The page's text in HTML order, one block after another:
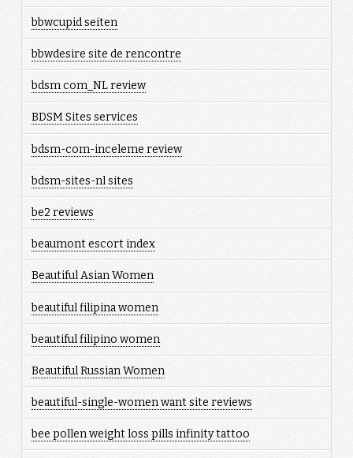
bbwcupid seiten
bbwdesire site de rencontre
bdsm com_NL review
BDSM Sites services
bdsm-com-inceleme review
bdsm-sites-nl sites
be2 reviews
beaumont escort index
Beautiful Asian Women
beautiful filipina women
beautiful filipino women
Beautiful Russian Women
beautiful-single-women want site reviews
bee pollen weight loss pills infinity tattoo